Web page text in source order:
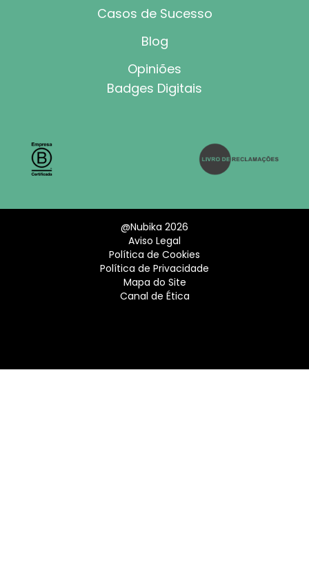
Casos de Sucesso
Blog
Opiniões
Badges Digitais
@Nubika 2026
Aviso Legal
Política de Cookies
Política de Privacidade
Mapa do Site
Canal de Ética